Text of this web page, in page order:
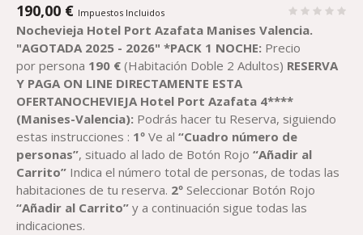
190,00 € Impuestos Incluidos
Nochevieja Hotel Port Azafata Manises Valencia.
"AGOTADA 2025 - 2026" *PACK 1 NOCHE: Precio
por persona 190 € (Habitación Doble 2 Adultos) RESERVA
Y PAGA ON LINE DIRECTAMENTE ESTA
OFERTANOCHEVIEJA Hotel Port Azafata 4****
(Manises-Valencia): Podrás hacer tu Reserva, siguiendo
estas instrucciones : 1º Ve al“Cuadro número de
personas”, situado al lado de Botón Rojo“Añadir al
Carrito” Indica el número total de personas, de todas las
habitaciones de tu reserva. 2º Seleccionar Botón Rojo
“Añadir al Carrito” y a continuación sigue todas las
indicaciones.